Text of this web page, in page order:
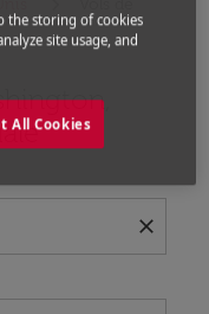
close
populaires
the storing of cookies
site usage, and
All Cookies